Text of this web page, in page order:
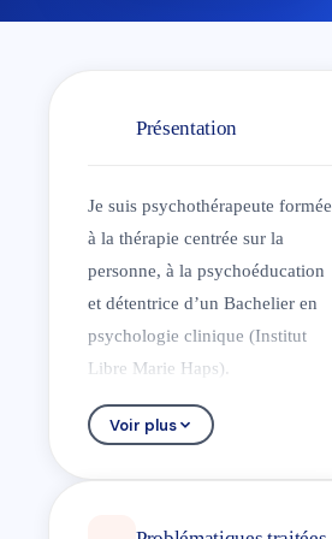
Présentation
Je suis psychothérapeute formée
à la thérapie centrée sur la
personne, à la psychoéducation
et détentrice d’un Bachelier en
psychologie clinique (Institut
Libre Marie Haps).
Mon approche thérapeutique
s'adresse aussi bien aux adultes
aspects purement cliniques mais
Voir plus